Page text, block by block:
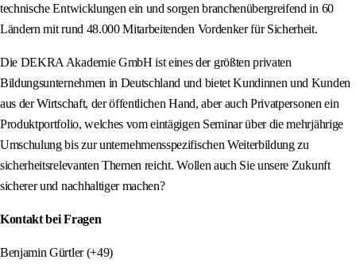
technische Entwicklungen ein und sorgen branchenübergreifend in 60
Ländern mit rund 48.000 Mitarbeitenden Vordenker für Sicherheit.
Die DEKRA Akademie GmbH ist eines der größten privaten
Bildungsunternehmen in Deutschland und bietet Kundinnen und Kunden
aus der Wirtschaft, der öffentlichen Hand, aber auch Privatpersonen ein
Produktportfolio, welches vom eintägigen Seminar über die mehrjährige
Umschulung bis zur unternehmensspezifischen Weiterbildung zu
sicherheitsrelevanten Themen reicht. Wollen auch Sie unsere Zukunft
sicherer und nachhaltiger machen?
Kontakt bei Fragen
Benjamin Gürtler (+49)